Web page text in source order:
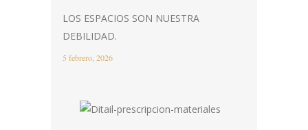
LOS ESPACIOS SON NUESTRA
DEBILIDAD.
5 febrero, 2026